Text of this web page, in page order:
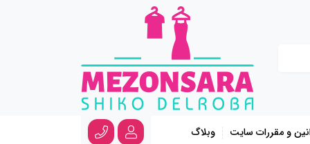
و مقررات سایت وبلاگ